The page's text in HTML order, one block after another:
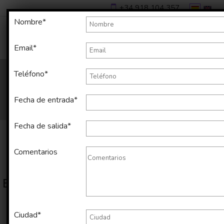
+34 918 104 357
Estos son los resultados de tu búsqueda
de186
Nombre*
Email*
Teléfono*
Fecha de entrada*
Fecha de salida*
Comentarios
Ciudad*